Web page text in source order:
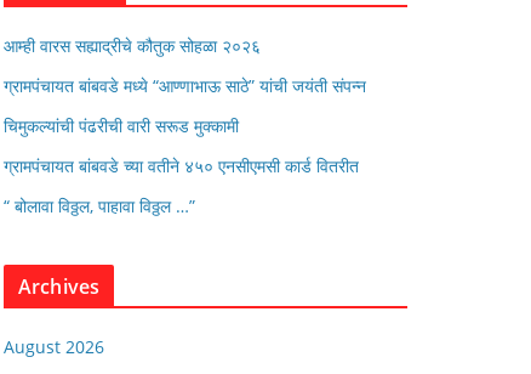
आम्ही वारस सह्याद्रीचे कौतुक सोहळा २०२६
ग्रामपंचायत बांबवडे मध्ये “आण्णाभाऊ साठे” यांची जयंती संपन्न
चिमुकल्यांची पंढरीची वारी सरूड मुक्कामी
ग्रामपंचायत बांबवडे च्या वतीने ४५० एनसीएमसी कार्ड वितरीत
“ बोलावा विठ्ठल, पाहावा विठ्ठल …”
Archives
August 2026